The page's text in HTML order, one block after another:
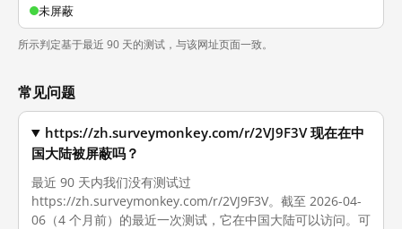
未屏蔽
所示判定基于最近 90 天的测试，与该网址页面一致。
常见问题
https://zh.surveymonkey.com/r/2VJ9F3V 现在在中
国大陆被屏蔽吗？
最近 90 天内我们没有测试过
https://zh.surveymonkey.com/r/2VJ9F3V。截至 2026-04-
06（4 个月前）的最近一次测试，它在中国大陆可以访问。可